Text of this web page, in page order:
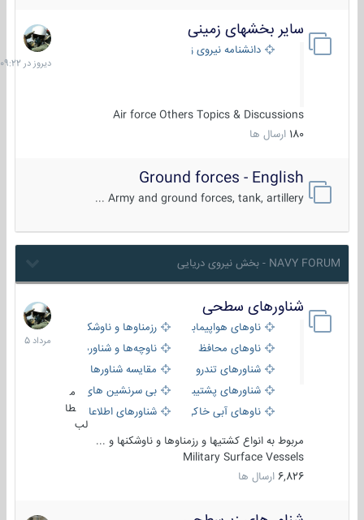
سایر بخشهای زمینی
دانشنامه نیروی زمینی
Air force Others Topics & Discussions
180 ارسال ها
دیروز
در
09:22
Ground forces - English
Army and ground forces, tank, artillery ...
NAVY FORUM - بخش نیروی دریایی
شناورهای سطحی
ناوهای هواپیمابر و بالگرد بررزمناوها و ناوشکن‌ها
ناوهای محافظ
ناوچه‌ها و شناورهای گشتی
شناورهای تندرو
مقایسه شناورها
شناورهای پشتیبانی
بی سرنشین های دریایی
ناوهای آبی خاکی و نیروبرشناورهای اطلاعاتی و جاسوسی
طا
لب
مربوط به انواع کشتیها و رزمناوها و ناوشکنها و ...
Military Surface Vessels
6,826 ارسال ها
2
مرداد
1405